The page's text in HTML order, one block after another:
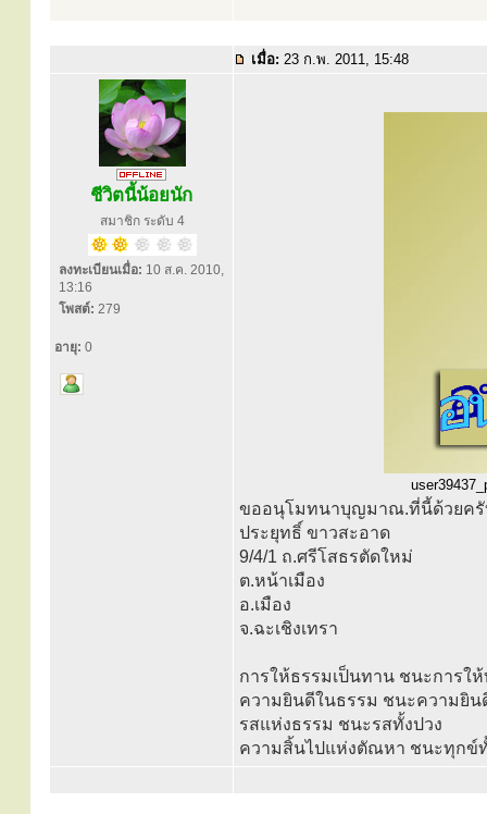
เมื่อ: 23 ก.พ. 2011, 15:48
ชีวิตนี้น้อยนัก
สมาชิก ระดับ 4
ลงทะเบียนเมื่อ: 10 ส.ค. 2010,
13:16
โพสต์: 279
อายุ: 0
ขออนุโมทนาบุญมาณ.ที่นี้ด้วยครั
ประยุทธิ์ ขาวสะอาด
9/4/1 ถ.ศรีโสธรตัดใหม่
ต.หน้าเมือง
อ.เมือง
จ.ฉะเชิงเทรา
การให้ธรรมเป็นทาน ชนะการให้
ความยินดีในธรรม ชนะความยิน
รสแห่งธรรม ชนะรสทั้งปวง
ความสิ้นไปแห่งตัณหา ชนะทุกข์